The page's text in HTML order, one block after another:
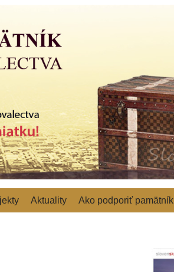
Aktuality Ako podporiť pamätník